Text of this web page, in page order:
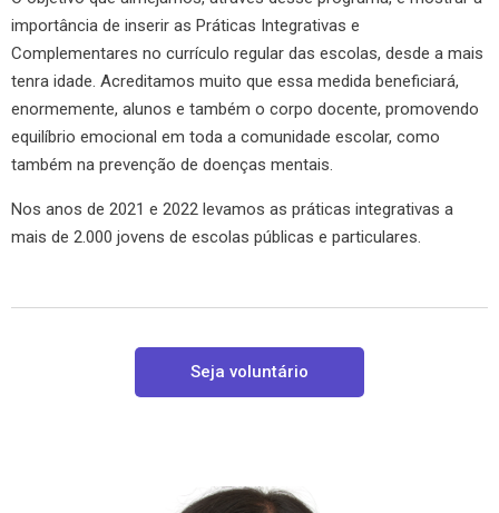
importância de inserir as Práticas Integrativas e
Complementares no currículo regular das escolas, desde a mais
tenra idade. Acreditamos muito que essa medida beneficiará,
enormemente, alunos e também o corpo docente, promovendo
equilíbrio emocional em toda a comunidade escolar, como
também na prevenção de doenças mentais.
Nos anos de 2021 e 2022 levamos as práticas integrativas a
mais de 2.000 jovens de escolas públicas e particulares.
Seja voluntário